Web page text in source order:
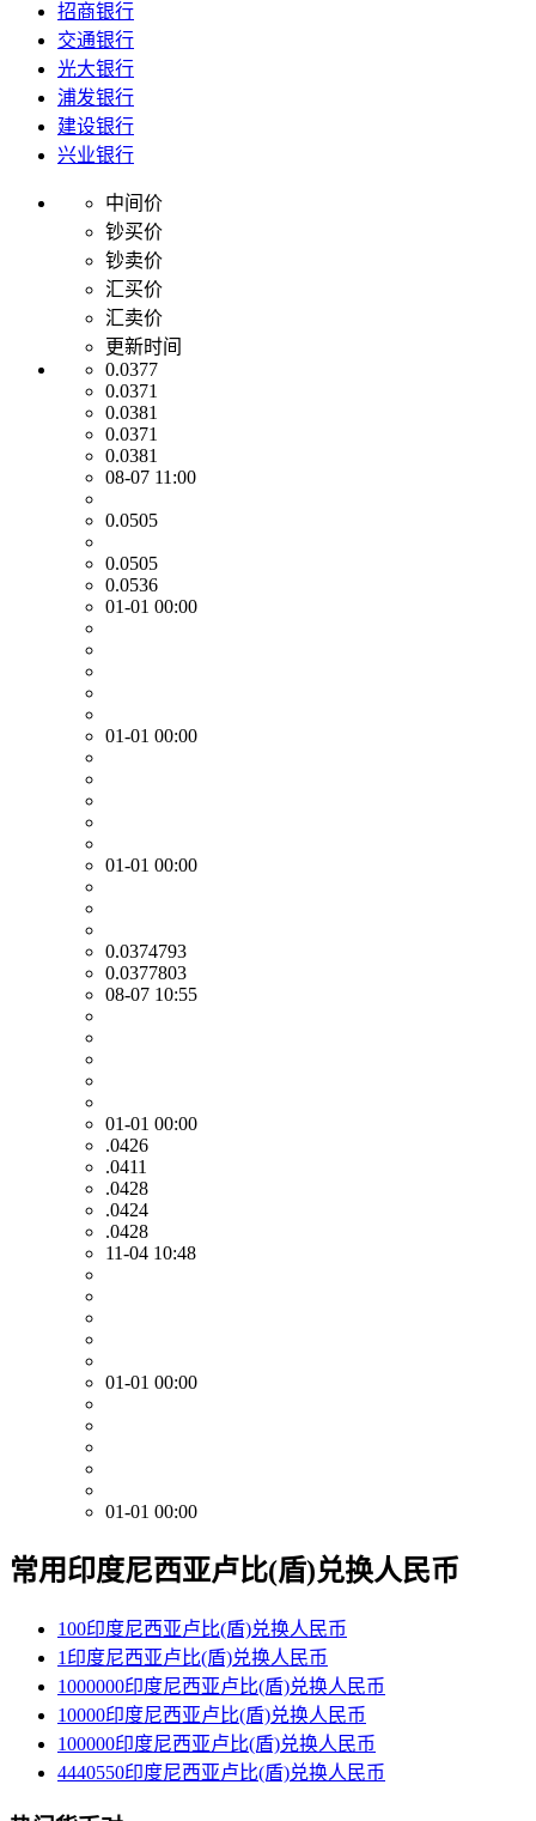
招商银行
交通银行
光大银行
浦发银行
建设银行
兴业银行
中间价
钞买价
钞卖价
汇买价
汇卖价
更新时间
0.0377
0.0371
0.0381
0.0371
0.0381
08-07 11:00
0.0505
0.0505
0.0536
01-01 00:00
01-01 00:00
01-01 00:00
0.0374793
0.0377803
08-07 10:55
01-01 00:00
.0426
.0411
.0428
.0424
.0428
11-04 10:48
01-01 00:00
01-01 00:00
常用印度尼西亚卢比(盾)兑换人民币
100印度尼西亚卢比(盾)兑换人民币
1印度尼西亚卢比(盾)兑换人民币
1000000印度尼西亚卢比(盾)兑换人民币
10000印度尼西亚卢比(盾)兑换人民币
100000印度尼西亚卢比(盾)兑换人民币
4440550印度尼西亚卢比(盾)兑换人民币